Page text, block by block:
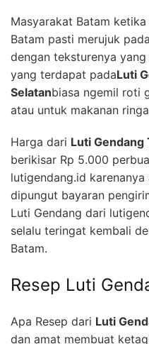
Masyarakat Batam
Batam pasti merujuk
dengan teksturenya
yang terdapat padaLuti
Selatanbiasa ngemil roti
atau untuk makanan
Harga dari Luti Gendang
berikisar Rp 5.000
lutigendang.id
dipungut bayaran
Luti Gendang dari
selalu teringat kembali
Batam.
Resep Luti
Apa Resep dari Luti
dan amat membuat